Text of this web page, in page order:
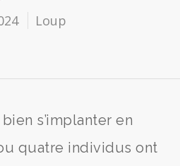
Loup
s’implanter en
quatre individus ont